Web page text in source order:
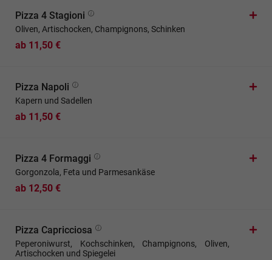
Pizza 4 Stagioni
Oliven, Artischocken, Champignons, Schinken
ab 11,50 €
Pizza Napoli
Kapern und Sadellen
ab 11,50 €
Pizza 4 Formaggi
Gorgonzola, Feta und Parmesankäse
ab 12,50 €
Pizza Capricciosa
Peperoniwurst, Kochschinken, Champignons, Oliven,
Artischocken und Spiegelei